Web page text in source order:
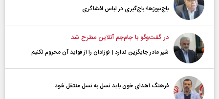
باج‌نیوزها؛ باج‌گیری در لباس افشاگری
در گفت‌و‌گو با جام‌جم آنلاین مطرح شد
شیر مادر جایگزین ندارد | نوزادان را از فواید آن محروم نکنیم
فرهنگ اهدای خون باید نسل به نسل منتقل شود